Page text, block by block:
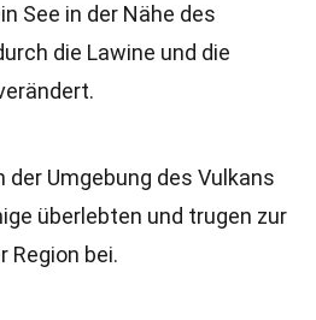
See in der Nähe des
die Lawine und die
der Umgebung des Vulkans
überlebten und trugen zur
Region bei.